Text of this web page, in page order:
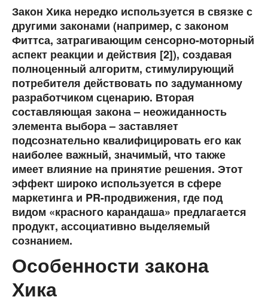
Закон Хика нередко используется в связке с
другими законами (например, с законом
Фиттса, затрагивающим сенсорно-моторный
аспект реакции и действия [2]), создавая
полноценный алгоритм, стимулирующий
потребителя действовать по задуманному
разработчиком сценарию. Вторая
составляющая закона – неожиданность
элемента выбора – заставляет
подсознательно квалифицировать его как
наиболее важный, значимый, что также
имеет влияние на принятие решения. Этот
эффект широко используется в сфере
маркетинга и PR-продвижения, где под
видом «красного карандаша» предлагается
продукт, ассоциативно выделяемый
сознанием.
Особенности закона
Хика